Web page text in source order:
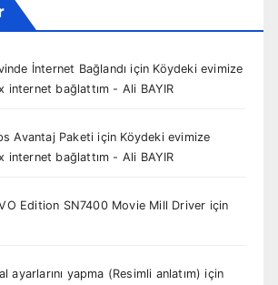
İnternet Bağlandı için Köydeki evimize
internet bağlattım - Ali BAYIR
Avantaj Paketi için Köydeki evimize
internet bağlattım - Ali BAYIR
Edition SN7400 Movie Mill Driver için
ayarlarını yapma (Resimli anlatım) için